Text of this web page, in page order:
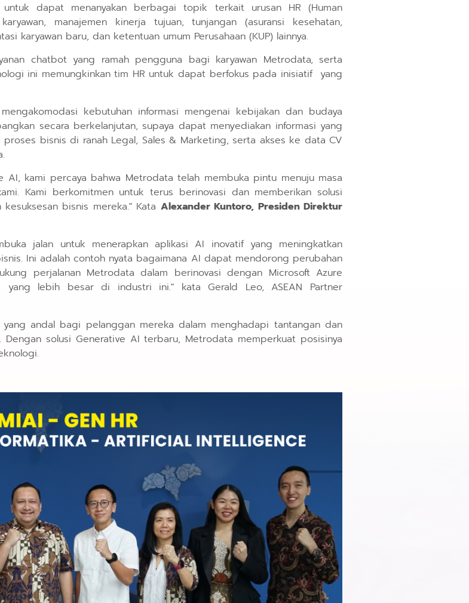
untuk dapat menanyakan berbagai topik terkait urusan HR (Human
manajemen kinerja tujuan, tunjangan (asuransi kesehatan,
karyawan baru, dan ketentuan umum Perusahaan (KUP) lainnya.
chatbot yang ramah pengguna bagi karyawan Metrodata, serta
ini memungkinkan tim HR untuk dapat berfokus pada inisiatif yang
kebutuhan informasi mengenai kebijakan dan budaya
secara berkelanjutan, supaya dapat menyediakan informasi yang
bisnis di ranah Legal, Sales & Marketing, serta akses ke data CV
AI, kami percaya bahwa Metrodata telah membuka pintu menuju masa
Kami berkomitmen untuk terus berinovasi dan memberikan solusi
bisnis mereka." Kata Alexander Kuntoro, Presiden Direktur
jalan untuk menerapkan aplikasi AI inovatif yang meningkatkan
Ini adalah contoh nyata bagaimana AI dapat mendorong perubahan
perjalanan Metrodata dalam berinovasi dengan Microsoft Azure
yang lebih besar di industri ini." kata Gerald Leo, ASEAN Partner
andal bagi pelanggan mereka dalam menghadapi tantangan dan
solusi Generative AI terbaru, Metrodata memperkuat posisinya